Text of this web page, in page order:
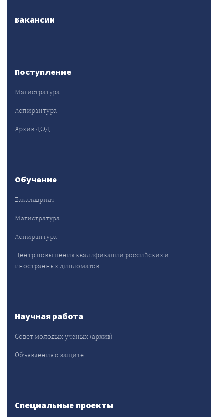
Вакансии
Поступление
Магистратура
Аспирантура
Архив ДОД
Обучение
Бакалавриат
Магистратура
Аспирантура
Центр повышения квалификации российских и
иностранных дипломатов
Научная работа
Совет молодых учёных (архив)
Объявления о защите
Специальные проекты